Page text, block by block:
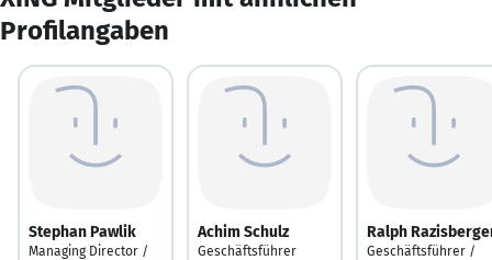
Profilangaben
Stephan Pawlik
Managing Director /
Achim Schulz
Geschäftsführer
Ralph
Geschäftsführer /